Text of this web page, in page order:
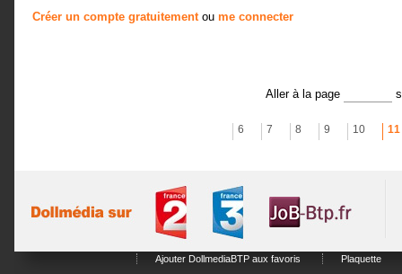
Créer un compte gratuitementou me connecter
Aller à la page
6 7 8 9 10 11
Ajouter DollmediaBTP aux favoris Plaquette